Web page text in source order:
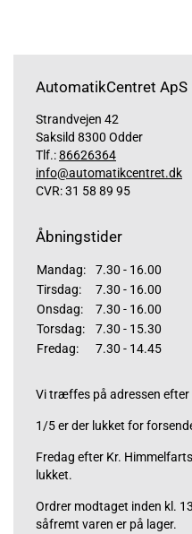
AutomatikCentret ApS
Strandvejen 42
Saksild 8300 Odder
Tlf.:86626364
info@automatikcentret.dk
CVR: 31 58 89 95
Åbningstider
Mandag:
7.30 - 16.00
Tirsdag:
7.30 - 16.00
Onsdag:
7.30 - 16.00
Torsdag:
7.30 - 15.30
Fredag:
7.30 - 14.45
Vi træffes på adressen efter
1/5 er der lukket for
Fredag efter Kr.
lukket.
Ordrer modtaget inden kl.
såfremt varen er på lager.